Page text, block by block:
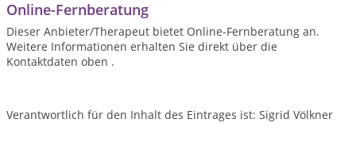
Online-Fernberatung
Dieser Anbieter/Therapeut bietet Online-Fernberatung an.
Weitere Informationen erhalten Sie direkt über die
Kontaktdaten oben .
Verantwortlich für den Inhalt des Eintrages ist: Sigrid Völkner